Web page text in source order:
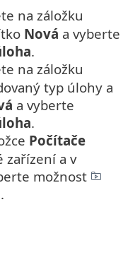
na záložku
Nová a vyberte
.
na záložku
typ úlohy a
a vyberte
.
Počítače
zařízení a v
možnost
.